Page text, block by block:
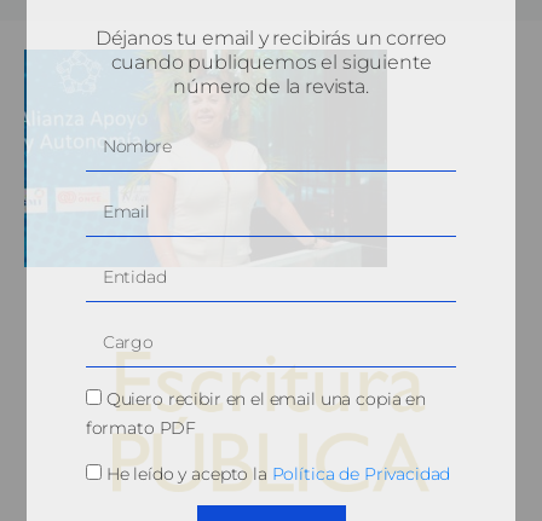
Déjanos tu email y recibirás un correo
cuando publiquemos el siguiente
número de la revista.
Quiero recibir en el email una copia en
formato PDF
He leído y acepto la Política de Privacidad